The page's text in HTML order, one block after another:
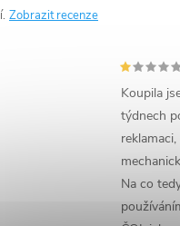
Zobrazit recenze
Koupila
týdnech
Na co